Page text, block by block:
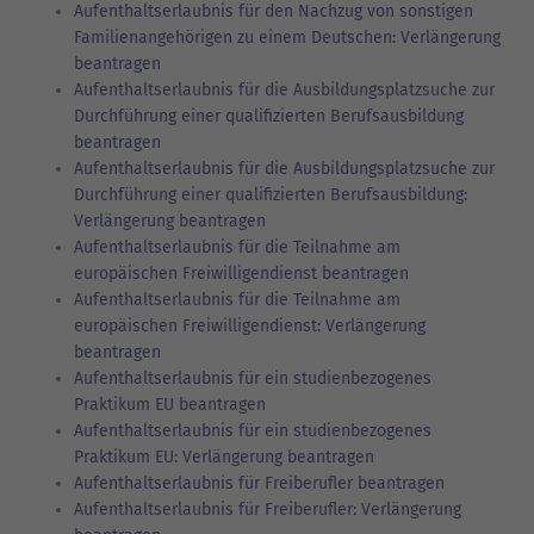
Aufenthaltserlaubnis für den Nachzug von sonstigen
Familienangehörigen zu einem Deutschen: Verlängerung
beantragen
Aufenthaltserlaubnis für die Ausbildungsplatzsuche zur
Durchführung einer qualifizierten Berufsausbildung
beantragen
Aufenthaltserlaubnis für die Ausbildungsplatzsuche zur
Durchführung einer qualifizierten Berufsausbildung:
Verlängerung beantragen
Aufenthaltserlaubnis für die Teilnahme am
europäischen Freiwilligendienst beantragen
Aufenthaltserlaubnis für die Teilnahme am
europäischen Freiwilligendienst: Verlängerung
beantragen
Aufenthaltserlaubnis für ein studienbezogenes
Praktikum EU beantragen
Aufenthaltserlaubnis für ein studienbezogenes
Praktikum EU: Verlängerung beantragen
Aufenthaltserlaubnis für Freiberufler beantragen
Aufenthaltserlaubnis für Freiberufler: Verlängerung